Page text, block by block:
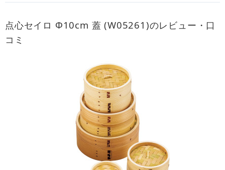
点心セイロ Φ10cm 蓋 (W05261)のレビュー・口
コミ